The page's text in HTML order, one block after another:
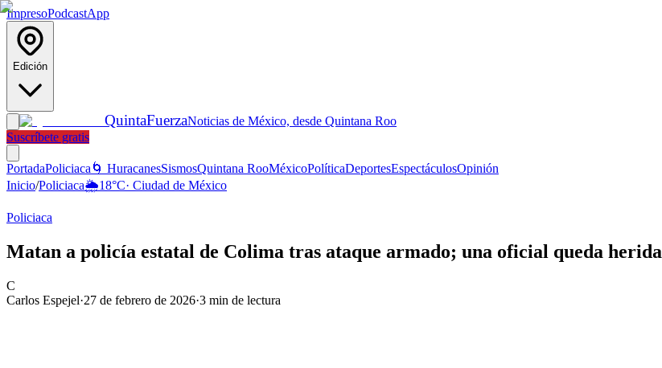
ImpresoPodcastApp
Edición
QuintaFuerzaNoticias de México, desde Quintana Roo
Suscríbete gratis
PortadaPoliciaca 🌀 HuracanesSismosQuintana RooMéxicoPolíticaDeportesEspectáculosOpinión
Inicio/Policiaca🌦️18°C· Ciudad de México
Policiaca
Matan a policía estatal de Colima tras ataque armado; una oficial queda herida
C
Carlos Espejel·27 de febrero de 2026·3 min de lectura